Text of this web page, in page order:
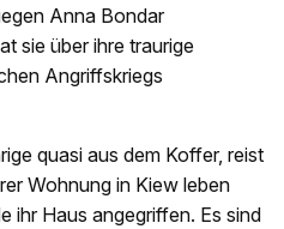
Anna Bondar
sie über ihre traurige
Angriffskriegs
quasi aus dem Koffer, reist
Wohnung in Kiew leben
ihr Haus angegriffen. Es sind